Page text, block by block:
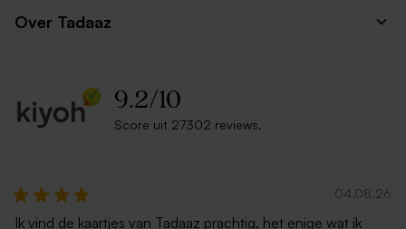
Over Tadaaz
9.2/10
Score uit 27302 reviews.
04.08.26
Ik vind de kaartjes van Tadaaz prachtig, het enige wat ik